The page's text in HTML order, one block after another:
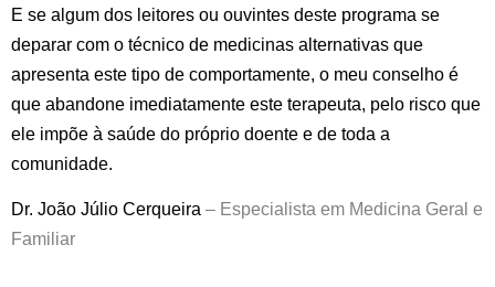
E se algum dos leitores ou ouvintes deste programa se
deparar com o técnico de medicinas alternativas que
apresenta este tipo de comportamente, o meu conselho é
que abandone imediatamente este terapeuta, pelo risco que
ele impõe à saúde do próprio doente e de toda a
comunidade.
Dr. João Júlio Cerqueira – Especialista em Medicina Geral e
Familiar